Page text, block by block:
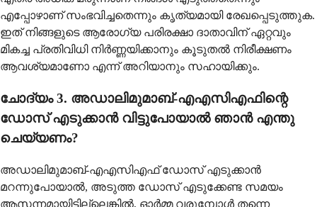
എപ്പോഴാണ് സംഭവിച്ചതെന്നും കൃത്യമായി രേഖപ്പെടുത്തുക.
ഇത് നിങ്ങളുടെ ആരോഗ്യ പരിരക്ഷാ ദാതാവിന് ഏറ്റവും
മികച്ച പ്രതിവിധി നിർണ്ണയിക്കാനും കൂടുതൽ നിരീക്ഷണം
ആവശ്യമാണോ എന്ന് അറിയാനും സഹായിക്കും.
ചോദ്യം 3. അഡാലിമുമാബ്-എഎസിഎഫിന്റെ
ഡോസ് എടുക്കാൻ വിട്ടുപോയാൽ ഞാൻ എന്തു
ചെയ്യണം?
അഡാലിമുമാബ്-എഎസിഎഫ് ഡോസ് എടുക്കാൻ
മറന്നുപോയാൽ, അടുത്ത ഡോസ് എടുക്കേണ്ട സമയം
ആസന്നമായിട്ടില്ലെങ്കിൽ, ഓർമ്മ വരുമ്പോൾ തന്നെ